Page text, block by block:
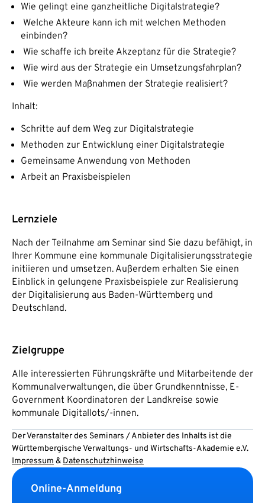
Wie gelingt eine ganzheitliche Digitalstrategie?
Welche Akteure kann ich mit welchen Methoden
einbinden?
Wie schaffe ich breite Akzeptanz für die Strategie?
Wie wird aus der Strategie ein Umsetzungsfahrplan?
Wie werden Maßnahmen der Strategie realisiert?
Inhalt:
Schritte auf dem Weg zur Digitalstrategie
Methoden zur Entwicklung einer Digitalstrategie
Gemeinsame Anwendung von Methoden
Arbeit an Praxisbeispielen
Lernziele
Nach der Teilnahme am Seminar sind Sie dazu befähigt, in
Ihrer Kommune eine kommunale Digitalisierungsstrategie
initiieren und umsetzen. Außerdem erhalten Sie einen
Einblick in gelungene Praxisbeispiele zur Realisierung
der Digitalisierung aus Baden-Württemberg und
Deutschland.
Zielgruppe
Alle interessierten Führungskräfte und Mitarbeitende der
Kommunalverwaltungen, die über Grundkenntnisse, E-
Government Koordinatoren der Landkreise sowie
kommunale Digitallots/-innen.
Der Veranstalter des Seminars / Anbieter des Inhalts ist die
Württembergische Verwaltungs- und Wirtschafts-Akademie e.V.
Impressum & Datenschutzhinweise
Online-Anmeldung